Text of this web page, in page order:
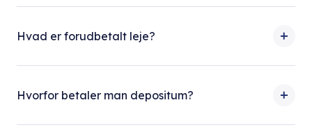
Hvad er forudbetalt leje?
Hvorfor betaler man depositum?